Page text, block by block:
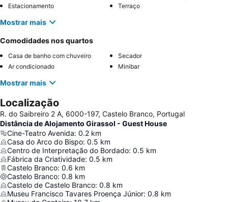
Estacionamento
Terraço
Mostrar mais
Comodidades nos quartos
Casa de banho com chuveiro
Secador
Ar condicionado
Minibar
Mostrar mais
Localização
R. do Saibreiro 2 A, 6000-197, Castelo Branco, Portugal
Distância de Alojamento Girassol - Guest House
Cine-Teatro Avenida: 0.2 km
Casa do Arco do Bispo: 0.5 km
Centro de Interpretação do Bordado: 0.5 km
Fábrica da Criatividade: 0.5 km
Castelo Branco: 0.6 km
Castelo Branco: 0.8 km
Castelo de Castelo Branco: 0.8 km
Museu Francisco Tavares Proença Júnior: 0.8 km